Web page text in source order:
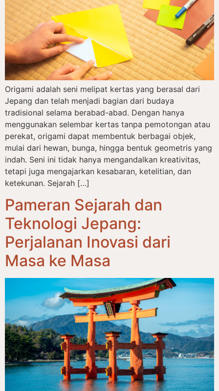
Origami adalah seni melipat kertas yang berasal dari
Jepang dan telah menjadi bagian dari budaya
tradisional selama berabad-abad. Dengan hanya
menggunakan selembar kertas tanpa pemotongan atau
perekat, origami dapat membentuk berbagai objek,
mulai dari hewan, bunga, hingga bentuk geometris yang
indah. Seni ini tidak hanya mengandalkan kreativitas,
tetapi juga mengajarkan kesabaran, ketelitian, dan
ketekunan. Sejarah […]
Pameran Sejarah dan
Teknologi Jepang:
Perjalanan Inovasi dari
Masa ke Masa